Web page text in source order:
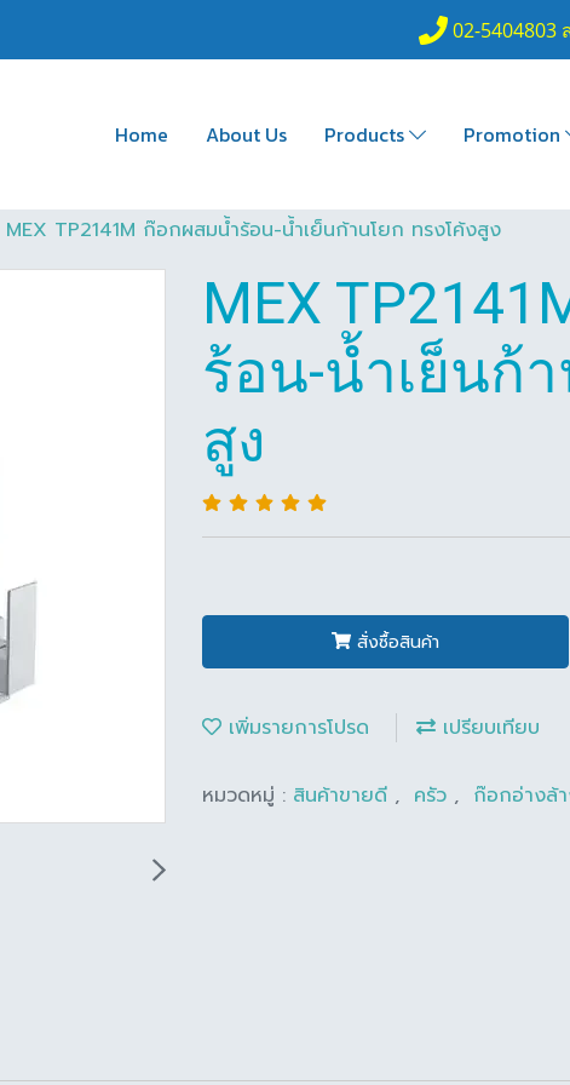
02-5404803
Home About Us Products Promotion
MEX TP2141M ก๊อกผสมน้ำร้อน-น้ำเย็นก้านโยก ทรงโค้งสูง
MEX
ร้อน-น้ำเย็นก้
สูง
สั่งซื้อสินค้า
เพิ่มรายการโปรด เปรียบเทียบ
หมวดหมู่ : สินค้าขายดี , ครัว , ก๊อกอ่างล้